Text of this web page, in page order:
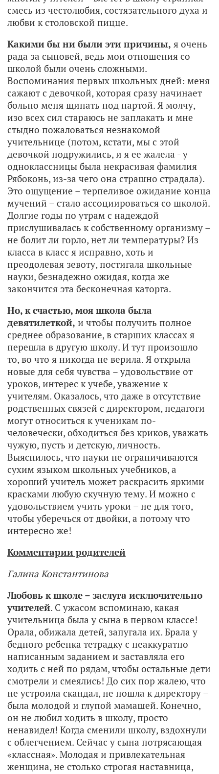
смесь из честолюбия, состязательного духа и
любви к столовской пицце.
Какими бы ни были эти причины, я очень
рада за сыновей, ведь мои отношения со
школой были очень сложными.
Воспоминания первых школьных дней: меня
сажают с девочкой, которая сразу начинает
больно меня щипать под партой. Я молчу,
изо всех сил стараюсь не заплакать и мне
стыдно пожаловаться незнакомой
учительнице (потом, кстати, мы с этой
девочкой подружились, и я ее жалела - у
одноклассницы была некрасивая фамилия
Рябоконь, из-за чего она страшно страдала).
Это ощущение – терпеливое ожидание конца
мучений – стало ассоциироваться со школой.
Долгие годы по утрам с надеждой
прислушивалась к собственному организму –
не болит ли горло, нет ли температуры? Из
класса в класс я исправно, хоть и
преодолевая зевоту, постигала школьные
науки, безнадежно ожидая, когда же
закончится эта бесконечная каторга.
Но, к счастью, моя школа была
девятилеткой, и чтобы получить полное
среднее образование, в старших классах я
перешла в другую школу. И тут произошло
то, во что я никогда не верила. Я открыла
новые для себя чувства – удовольствие от
уроков, интерес к учебе, уважение к
учителям. Оказалось, что даже в отсутствие
родственных связей с директором, педагоги
могут относиться к ученикам по-
человечески, обходиться без криков, уважать
чужую, пусть и детскую, личность.
Выяснилось, что науки не ограничиваются
сухим языком школьных учебников, а
хороший учитель может раскрасить яркими
красками любую скучную тему. И можно с
удовольствием учить уроки – не для того,
чтобы уберечься от двойки, а потому что
интересно же!
Комментарии родителей
Галина Константинова
Любовь к школе – заслуга исключительно
учителей. С ужасом вспоминаю, какая
учительница была у сына в первом классе!
Орала, обижала детей, запугала их. Брала у
бедного ребенка тетрадку с неаккуратно
написанным заданием и заставляла его
ходить с ней по рядам, чтобы остальные дети
смотрели и смеялись! До сих пор жалею, что
не устроила скандал, не пошла к директору –
была молодой и глупой мамашей. Конечно,
он не любил ходить в школу, просто
ненавидел! Когда сменили школу, вздохнули
с облегчением. Сейчас у сына потрясающая
«классная». Молодая и привлекательная
женщина, не столько строгая наставница,